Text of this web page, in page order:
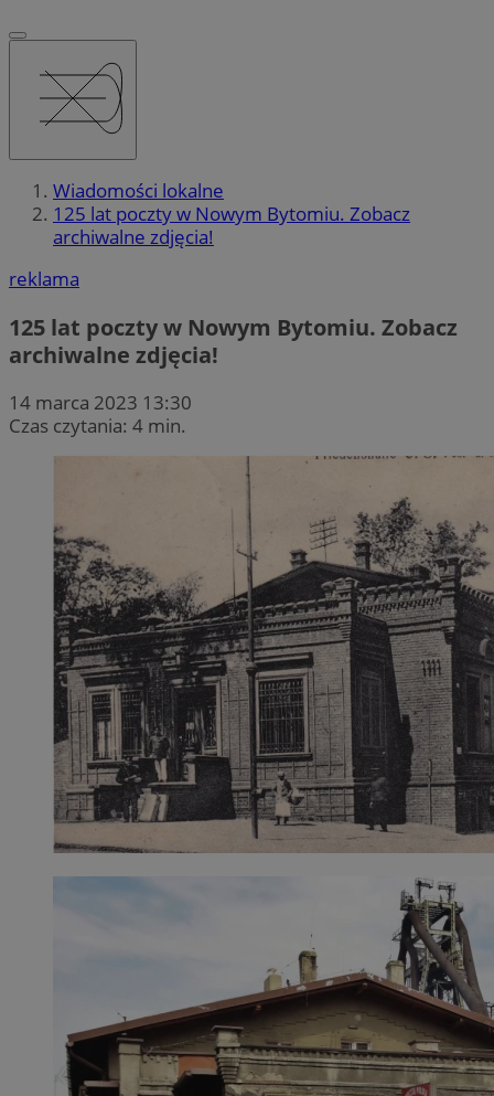
Wiadomości lokalne
125 lat poczty w Nowym Bytomiu. Zobacz
archiwalne zdjęcia!
reklama
125 lat poczty w Nowym Bytomiu. Zobacz
archiwalne zdjęcia!
14 marca 2023 13:30
Czas czytania: 4 min.